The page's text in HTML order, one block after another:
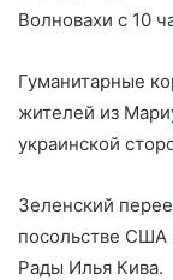
Волновахи с 10
Гуманитарные
жителей из
украинской
Зеленский
посольстве США
Рады Илья Кива.